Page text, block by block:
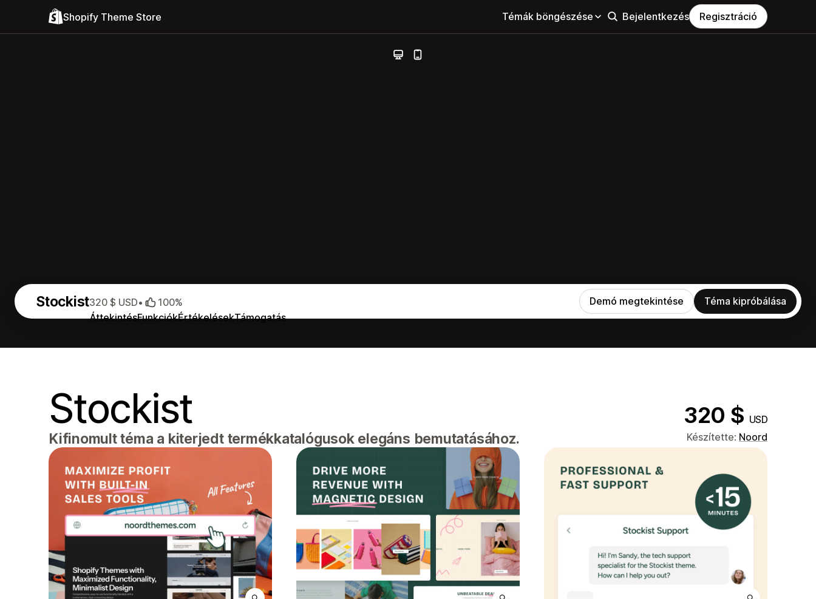
Shopify Theme Store Témák böngészése Bejelentkezés Regisztráció
Stockist
ÁttekintésFunkciókÉrtékelésekTámogatás
320 $ USD• 100% Demó megtekintése Téma kipróbálása
Stockist 320 $ USD
Kifinomult téma a kiterjedt termékkatalógusok elegáns bemutatásához. Készítette: Noord